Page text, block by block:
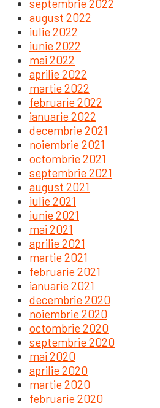
septembrie 2022
august 2022
iulie 2022
iunie 2022
mai 2022
aprilie 2022
martie 2022
februarie 2022
ianuarie 2022
decembrie 2021
noiembrie 2021
octombrie 2021
septembrie 2021
august 2021
iulie 2021
iunie 2021
mai 2021
aprilie 2021
martie 2021
februarie 2021
ianuarie 2021
decembrie 2020
noiembrie 2020
octombrie 2020
septembrie 2020
mai 2020
aprilie 2020
martie 2020
februarie 2020